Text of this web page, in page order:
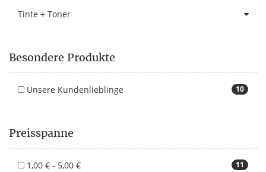
Tinte + Toner
Besondere Produkte
10
Unsere Kundenlieblinge
Preisspanne
11
1,00 € - 5,00 €